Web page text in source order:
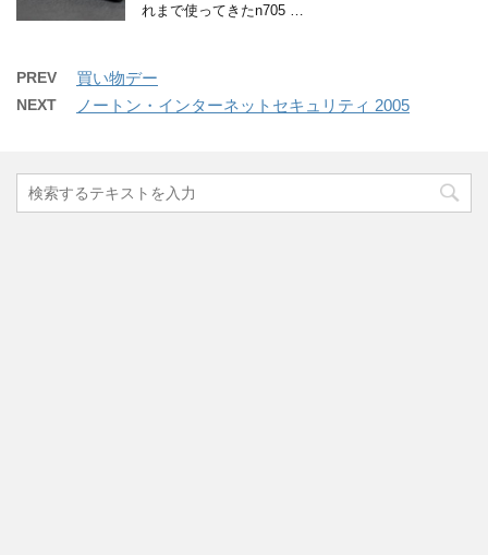
れまで使ってきたn705 …
PREV 買い物デー
NEXT ノートン・インターネットセキュリティ 2005